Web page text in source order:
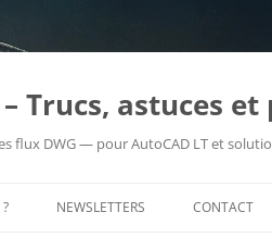
Trucs, astuces
flux DWG — pour AutoCAD LT et
NEWSLETTERS CONTACT